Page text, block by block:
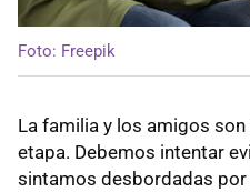
Foto: Freepik
La familia y los amigos
etapa. Debemos intentar
sintamos desbordadas por